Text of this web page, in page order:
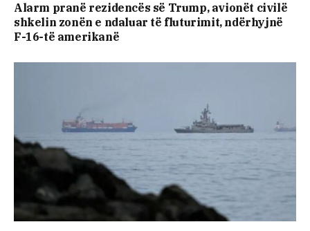
Alarm pranë rezidencës së Trump, avionët civilë
shkelin zonën e ndaluar të fluturimit, ndërhyjnë
F-16-të amerikanë